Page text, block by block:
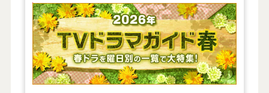
【2026年春】TVドラマガイド